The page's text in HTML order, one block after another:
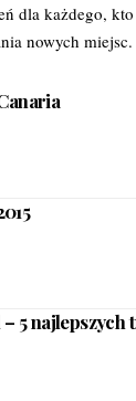
dla każdego,
nowych miejsc.
5 najlepszych